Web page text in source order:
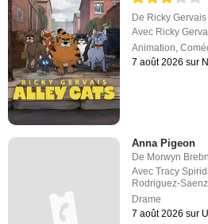
De Ricky Gervais
Avec Ricky
Animation,
7 août 2026 sur
Anna Pigeon
De Morwyn
AvecTracy
Rodriguez-Saenz
Drame
7 août 2026 sur